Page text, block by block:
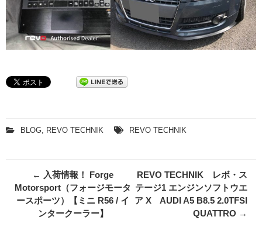
BLOG REVO TECHNIK REVO TECHNIK
Post
navigation
← 入荷情報！ Forge
Motorsport（フォージモータ
ースポーツ）【ミニ R56 / イ
ンタークーラー】
REVO TECHNIK レボ・ス
テージ1 エンジンソフトウエ
ア X AUDI A5 B8.5 2.0TFSI
QUATTRO →